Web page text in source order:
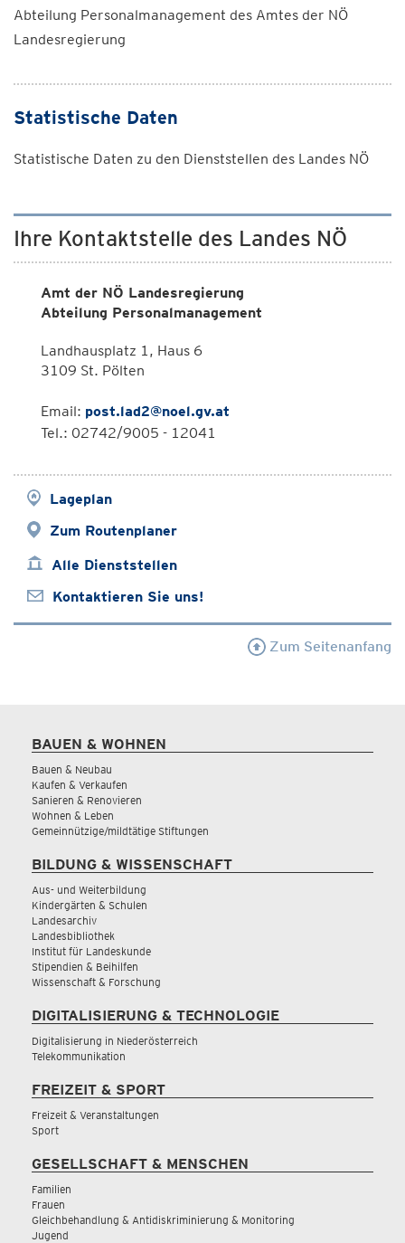
Abteilung Personalmanagement des Amtes der NÖ
Landesregierung
Statistische Daten
Statistische Daten zu den Dienststellen des Landes NÖ
Ihre Kontaktstelle des Landes NÖ
Amt der NÖ Landesregierung
Abteilung Personalmanagement
Landhausplatz 1, Haus 6
3109 St. Pölten
Email: post.lad2@noel.gv.at
Tel.: 02742/9005 - 12041
Lageplan
Zum Routenplaner
Alle Dienststellen
Kontaktieren Sie uns!
Zum Seitenanfang
BAUEN & WOHNEN
Bauen & Neubau
Kaufen & Verkaufen
Sanieren & Renovieren
Wohnen & Leben
Gemeinnützige/mildtätige Stiftungen
BILDUNG & WISSENSCHAFT
Aus- und Weiterbildung
Kindergärten & Schulen
Landesarchiv
Landesbibliothek
Institut für Landeskunde
Stipendien & Beihilfen
Wissenschaft & Forschung
DIGITALISIERUNG & TECHNOLOGIE
Digitalisierung in Niederösterreich
Telekommunikation
FREIZEIT & SPORT
Freizeit & Veranstaltungen
Sport
GESELLSCHAFT & MENSCHEN
Familien
Frauen
Gleichbehandlung & Antidiskriminierung & Monitoring
Jugend